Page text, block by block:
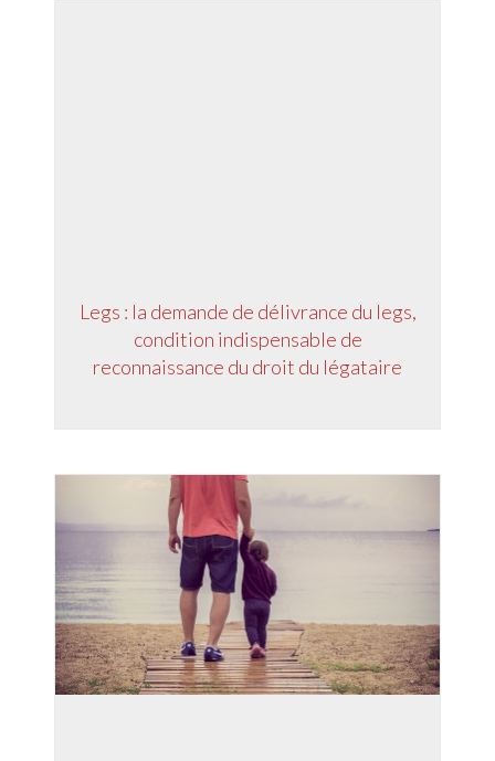
Legs : la demande de délivrance du legs,
condition indispensable de
reconnaissance du droit du légataire